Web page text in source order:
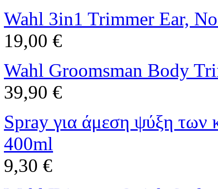
Wahl 3in1 Trimmer Ear,
19,00 €
Wahl Groomsman Body
39,90 €
Spray για άμεση ψύξη
400ml
9,30 €